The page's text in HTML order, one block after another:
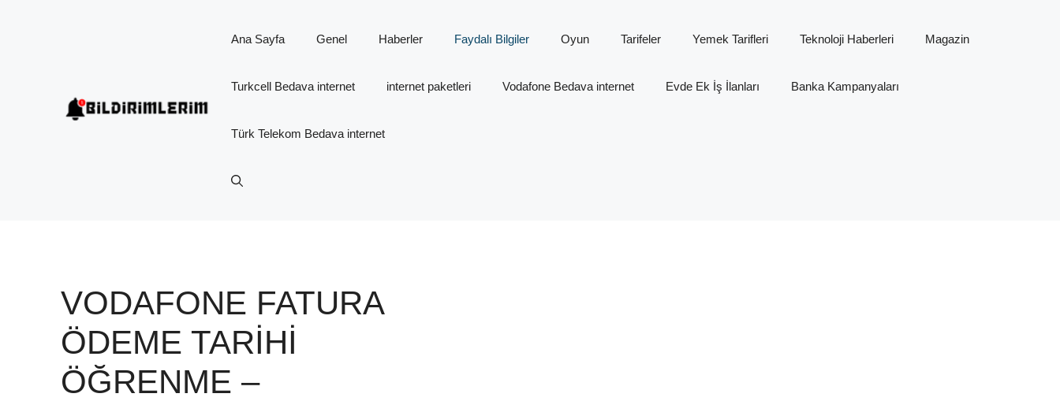
Ana Sayfa Genel Haberler Faydalı Bilgiler Oyun Tarifeler Yemek Tarifleri Teknoloji Haberleri Magazin
Turkcell Bedava internet internet paketleri Vodafone Bedava internet Evde Ek İş İlanları Banka Kampanyaları
Türk Telekom Bedava internet
VODAFONE FATURA
ÖDEME TARIHI
ÖĞRENME –